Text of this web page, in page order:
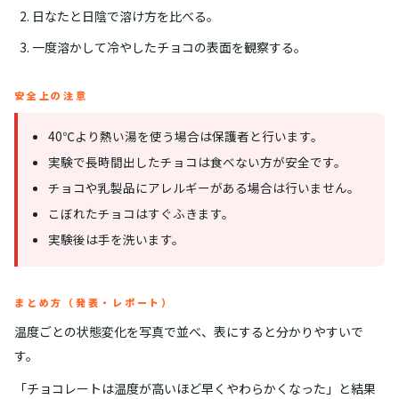
日なたと日陰で溶け方を比べる。
一度溶かして冷やしたチョコの表面を観察する。
安全上の注意
40℃より熱い湯を使う場合は保護者と行います。
実験で長時間出したチョコは食べない方が安全です。
チョコや乳製品にアレルギーがある場合は行いません。
こぼれたチョコはすぐふきます。
実験後は手を洗います。
まとめ方（発表・レポート）
温度ごとの状態変化を写真で並べ、表にすると分かりやすいで
す。
「チョコレートは温度が高いほど早くやわらかくなった」と結果